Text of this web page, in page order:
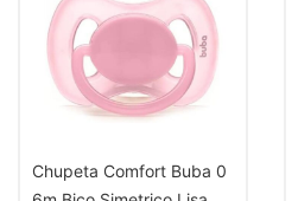
Chupeta Comfort Buba 0